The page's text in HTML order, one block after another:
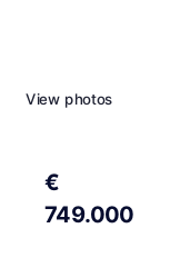
View photos
€
749.000